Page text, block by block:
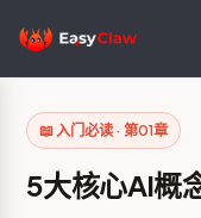
📖 入门必读 · 第01章
5大核心AI概